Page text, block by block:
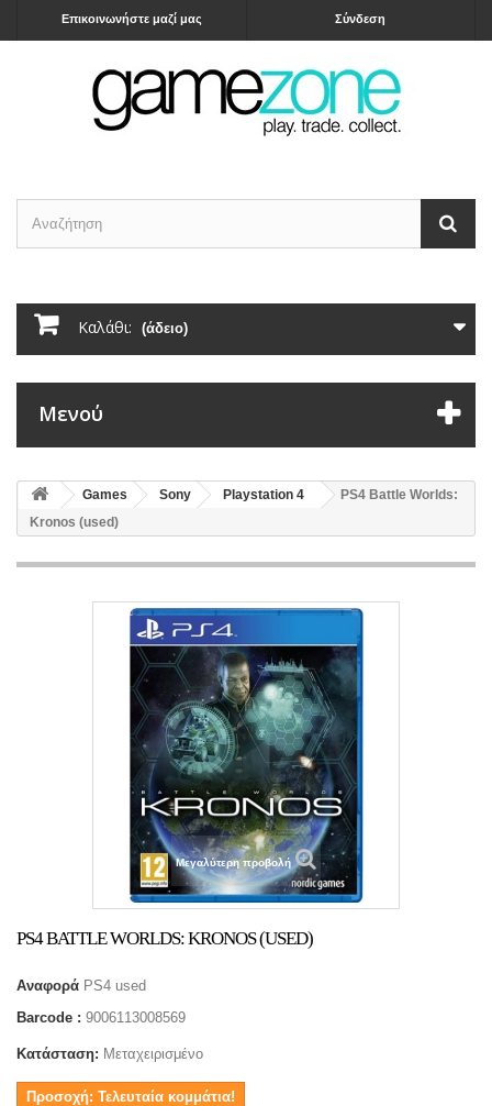
Σύνδεση
Επικοινωνήστε μαζί μας
Καλάθι: (άδειο)
Μενού
Games Sony Playstation 4
PS4 Battle Worlds:
Kronos (used)
Μεγαλύτερη προβολή
PS4 BATTLE WORLDS: KRONOS (USED)
Αναφορά PS4 used
Barcode : 9006113008569
Κατάσταση: Μεταχειρισμένο
Προσοχή: Τελευταία κομμάτια!